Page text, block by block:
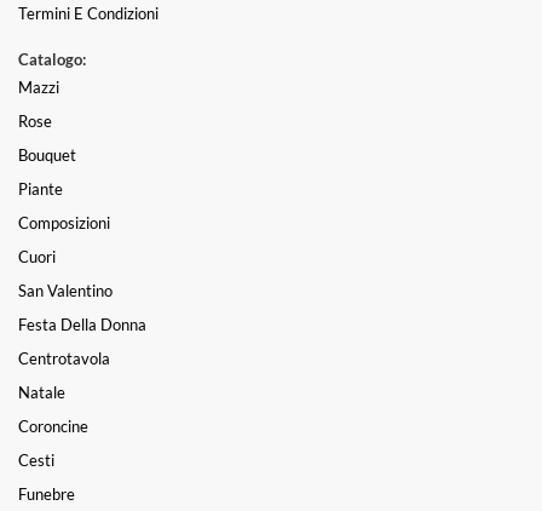
Termini E Condizioni
Catalogo:
Mazzi
Rose
Bouquet
Piante
Composizioni
Cuori
San Valentino
Festa Della Donna
Centrotavola
Natale
Coroncine
Cesti
Funebre